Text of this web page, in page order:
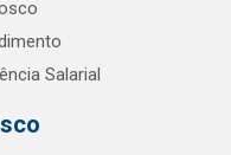
Salarial